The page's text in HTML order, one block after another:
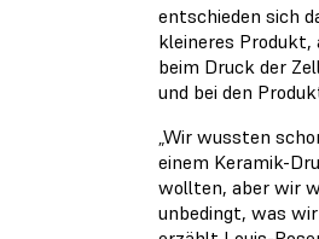
entschieden sich
kleineres Produkt,
beim Druck der
und bei den
„Wir wussten
einem Keramik-
wollten, aber wir
unbedingt, was